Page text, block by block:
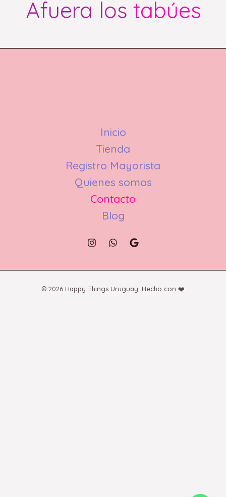
Afuera los tabúes
Inicio
Tienda
Registro Mayorista
Quienes somos
Contacto
Blog
© 2026 Happy Things Uruguay. Hecho con ❤️